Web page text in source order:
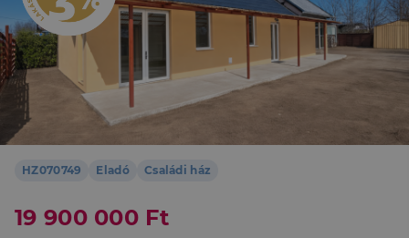
HZ070749 Eladó Családi ház
19 900 000 Ft